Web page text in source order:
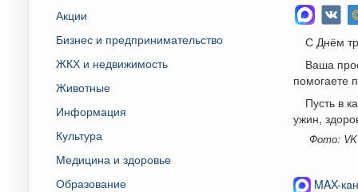
Акции
Бизнес и предпринимательство
ЖКХ и недвижимость
Животные
Информация
Культура
Медицина и здоровье
Образование
С Днём
Ваша
помогаете
Пусть в
ужин,
Фото: VK
MAX-